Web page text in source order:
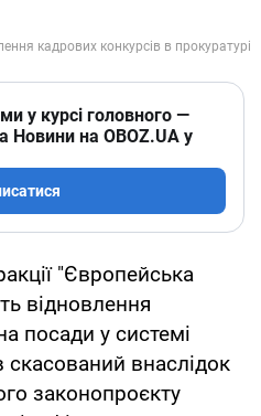
у курсі головного —
Новини на OBOZ.UA у
"Європейська
відновлення
посади у системі
скасований внаслідок
законопроєкту